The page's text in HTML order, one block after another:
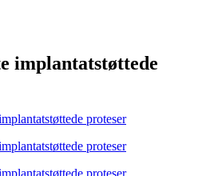
implantatstøttede